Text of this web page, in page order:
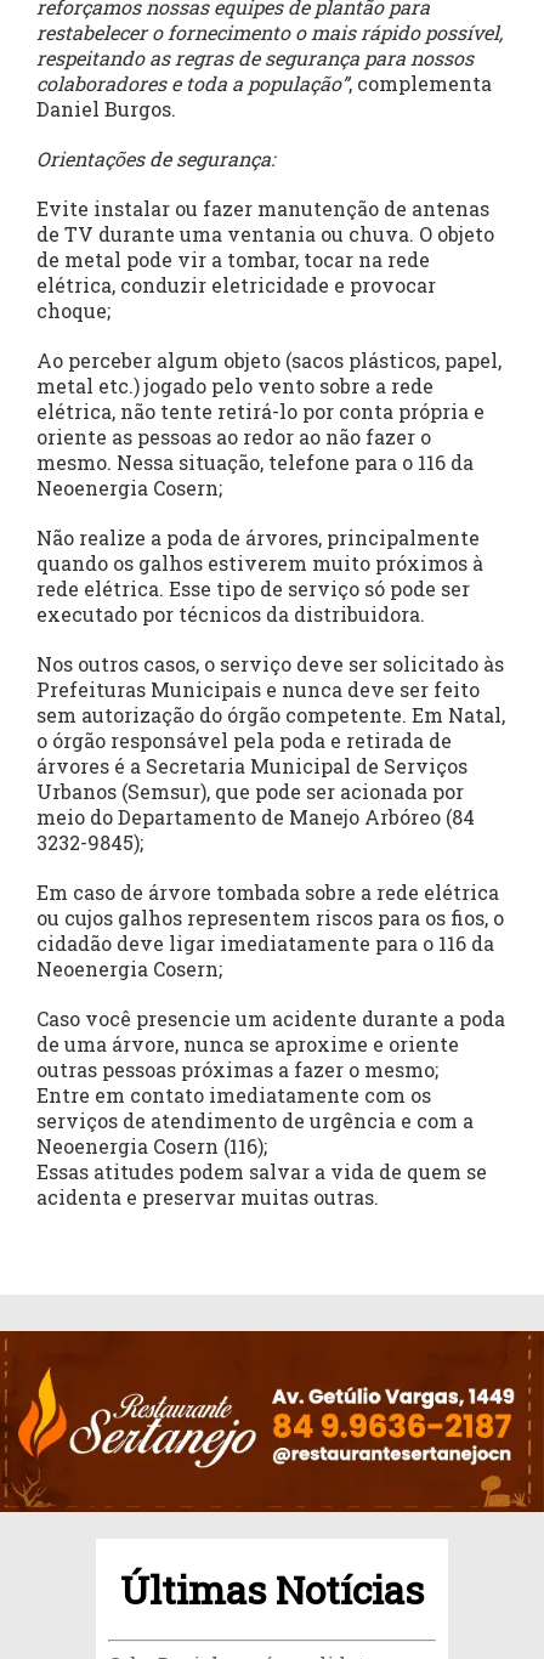
reforçamos nossas equipes de plantão para
restabelecer o fornecimento o mais rápido possível,
respeitando as regras de segurança para nossos
colaboradores e toda a população”, complementa
Daniel Burgos.
Orientações de segurança:
Evite instalar ou fazer manutenção de antenas
de TV durante uma ventania ou chuva. O objeto
de metal pode vir a tombar, tocar na rede
elétrica, conduzir eletricidade e provocar
choque;
Ao perceber algum objeto (sacos plásticos, papel,
metal etc.) jogado pelo vento sobre a rede
elétrica, não tente retirá-lo por conta própria e
oriente as pessoas ao redor ao não fazer o
mesmo. Nessa situação, telefone para o 116 da
Neoenergia Cosern;
Não realize a poda de árvores, principalmente
quando os galhos estiverem muito próximos à
rede elétrica. Esse tipo de serviço só pode ser
executado por técnicos da distribuidora.
Nos outros casos, o serviço deve ser solicitado às
Prefeituras Municipais e nunca deve ser feito
sem autorização do órgão competente. Em Natal,
o órgão responsável pela poda e retirada de
árvores é a Secretaria Municipal de Serviços
Urbanos (Semsur), que pode ser acionada por
meio do Departamento de Manejo Arbóreo (84
3232-9845);
Em caso de árvore tombada sobre a rede elétrica
ou cujos galhos representem riscos para os fios, o
cidadão deve ligar imediatamente para o 116 da
Neoenergia Cosern;
Caso você presencie um acidente durante a poda
de uma árvore, nunca se aproxime e oriente
outras pessoas próximas a fazer o mesmo;
Entre em contato imediatamente com os
serviços de atendimento de urgência e com a
Neoenergia Cosern (116);
Essas atitudes podem salvar a vida de quem se
acidenta e preservar muitas outras.
Últimas Notícias